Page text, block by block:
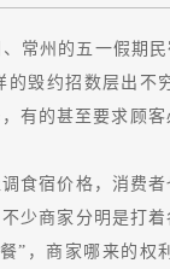
常州的五一假期
毁约招数层出
有的甚至要求顾
宿价格，消费者
少商家分明是打
”，商家哪来的